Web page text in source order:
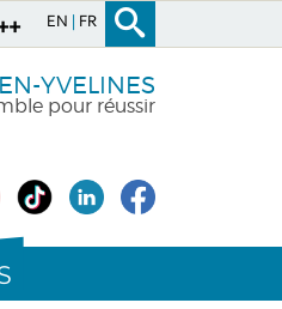
EN FR
YVELINES
pour réussir